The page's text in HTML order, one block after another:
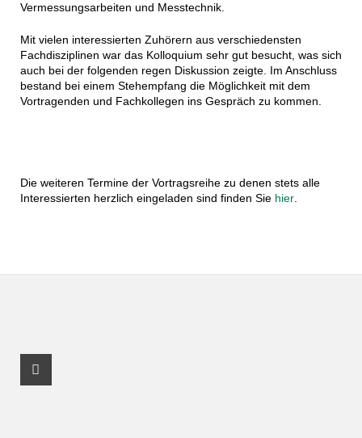
Vermessungsarbeiten und Messtechnik.
Mit vielen interessierten Zuhörern aus verschiedensten
Fachdisziplinen war das Kolloquium sehr gut besucht, was sich
auch bei der folgenden regen Diskussion zeigte. Im Anschluss
bestand bei einem Stehempfang die Möglichkeit mit dem
Vortragenden und Fachkollegen ins Gespräch zu kommen.
Die weiteren Termine der Vortragsreihe zu denen stets alle
Interessierten herzlich eingeladen sind finden Sie hier.
Facebook Profil